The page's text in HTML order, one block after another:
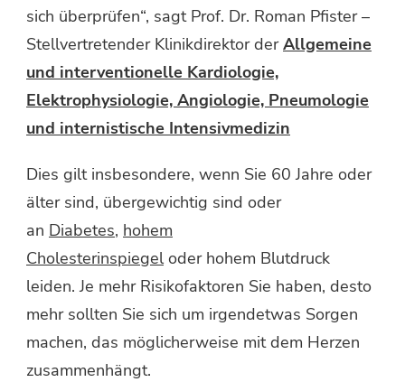
sich überprüfen“, sagt Prof. Dr. Roman Pfister –
Stellvertretender Klinikdirektor derAllgemeine
und interventionelle Kardiologie,
Elektrophysiologie, Angiologie, Pneumologie
und internistische Intensivmedizin
Dies gilt insbesondere, wenn Sie 60 Jahre oder
älter sind, übergewichtig sind oder
an Diabetes, hohem
Cholesterinspiegeloder hohem Blutdruck
leiden. Je mehr Risikofaktoren Sie haben, desto
mehr sollten Sie sich um irgendetwas Sorgen
machen, das möglicherweise mit dem Herzen
zusammenhängt.